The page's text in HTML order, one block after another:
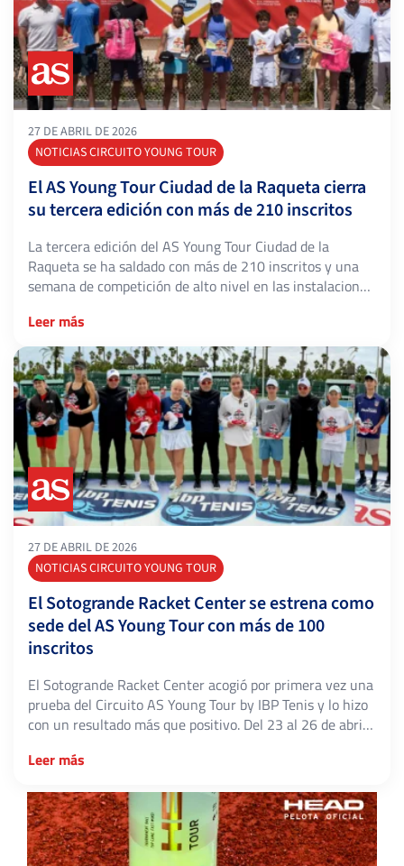
27 DE ABRIL DE 2026
NOTICIAS CIRCUITO YOUNG TOUR
El AS Young Tour Ciudad de la Raqueta cierra
su tercera edición con más de 210 inscritos
La tercera edición del AS Young Tour Ciudad de la
Raqueta se ha saldado con más de 210 inscritos y una
semana de competición de alto nivel en las instalaciones
26 de abril, jugadores de todo el país se dieron cita en las
categorías […]
Leer más
27 DE ABRIL DE 2026
NOTICIAS CIRCUITO YOUNG TOUR
El Sotogrande Racket Center se estrena como
sede del AS Young Tour con más de 100
inscritos
El Sotogrande Racket Center acogió por primera vez una
prueba del Circuito AS Young Tour by IBP Tenis y lo hizo
con un resultado más que positivo. Del 23 al 26 de abril,
para disputar el AS Young Tour Sotogrande Racket
Leer más